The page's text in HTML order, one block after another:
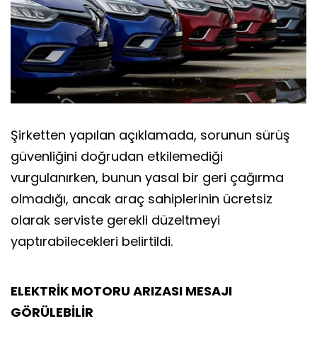
Şirketten yapılan açıklamada, sorunun sürüş
güvenliğini doğrudan etkilemediği
vurgulanırken, bunun yasal bir geri çağırma
olmadığı, ancak araç sahiplerinin ücretsiz
olarak serviste gerekli düzeltmeyi
yaptırabilecekleri belirtildi.
ELEKTRİK MOTORU ARIZASI MESAJI
GÖRÜLEBİLİR